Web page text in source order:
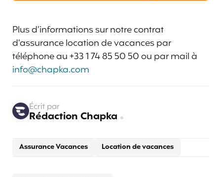
Plus d’informations sur notre contrat
d’assurance location de vacances par
téléphone au +33 1 74 85 50 50 ou par mail à
info@chapka.com
Assurance Vacances Location de vacances
Écrit par
Rédaction Chapka